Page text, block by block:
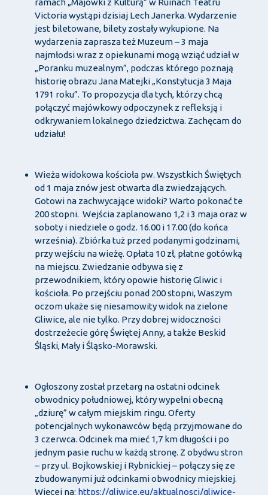
ramach „Majówki z Kulturą” w Ruinach Teatru
Victoria wystąpi dzisiaj Lech Janerka. Wydarzenie
jest biletowane, bilety zostały wykupione. Na
wydarzenia zaprasza też Muzeum – 3 maja
najmłodsi wraz z opiekunami mogą wziąć udział w
„Poranku muzealnym”, podczas którego poznają
historię obrazu Jana Matejki „Konstytucja 3 Maja
1791 roku”. To propozycja dla tych, którzy chcą
połączyć majówkowy odpoczynek z refleksją i
odkrywaniem lokalnego dziedzictwa. Zachęcam do
udziału!
Wieża widokowa kościoła pw. Wszystkich Świętych
od 1 maja znów jest otwarta dla zwiedzających.
Gotowi na zachwycające widoki? Warto pokonać te
200 stopni. Wejścia zaplanowano 1,2 i 3 maja oraz w
soboty i niedziele o godz. 16.00 i 17.00 (do końca
września). Zbiórka tuż przed podanymi godzinami,
przy wejściu na wieżę. Opłata 10 zł, płatne gotówką
na miejscu. Zwiedzanie odbywa się z
przewodnikiem, który opowie historię Gliwic i
kościoła. Po przejściu ponad 200 stopni, Waszym
oczom ukaże się niesamowity widok na zielone
Gliwice, ale nie tylko. Przy dobrej widoczności
dostrzeżecie górę Świętej Anny, a także Beskid
Śląski, Mały i Śląsko-Morawski.
Ogłoszony został przetarg na ostatni odcinek
obwodnicy południowej, który wypełni obecną
„dziurę” w całym miejskim ringu. Oferty
potencjalnych wykonawców będą przyjmowane do
3 czerwca. Odcinek ma mieć 1,7 km długości i po
jednym pasie ruchu w każdą stronę. Z obydwu stron
– przy ul. Bojkowskiej i Rybnickiej – połączy się ze
zbudowanymi już odcinkami obwodnicy miejskiej.
Więcej na: https://gliwice.eu/aktualnosci/gliwice-